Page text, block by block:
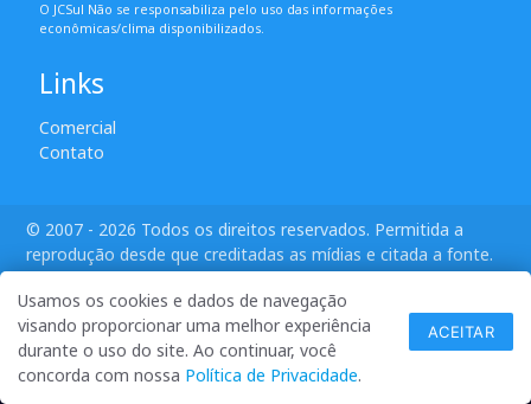
O JCSul Não se responsabiliza pelo uso das informações
econômicas/clima disponibilizados.
Links
Comercial
Contato
© 2007 - 2026 Todos os direitos reservados. Permitida a
reprodução desde que creditadas as mídias e citada a fonte.
Usamos os cookies e dados de navegação
visando proporcionar uma melhor experiência
durante o uso do site. Ao continuar, você
concorda com nossa Política de Privacidade.
ACEITAR